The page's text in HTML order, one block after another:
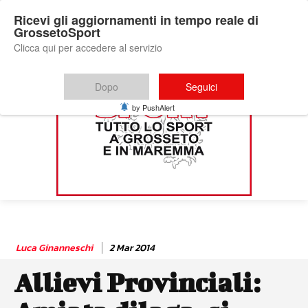
Luca Ginanneschi 2 Mar 2014
Allievi Provinciali:
Ricevi gli aggiornamenti in tempo reale di
GrossetoSport
Clicca qui per accedere al servizio
Dopo Seguici
by PushAlert